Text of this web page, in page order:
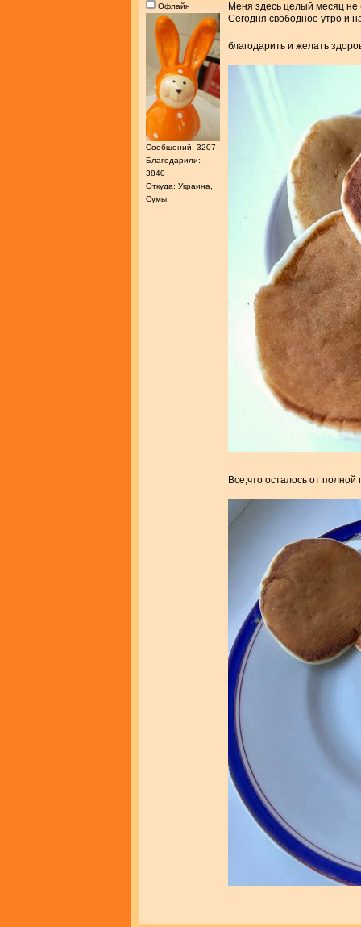
Офлайн
Сообщений: 3207
Благодарили:
3840
Откуда: Украина,
Сумы
Меня здесь целый месяц
Сегодня свободное утро и
благодарить и желать
Все,что осталось от